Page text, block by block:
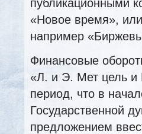
публикационными
«Новое время»,
например
Финансовые
«Л. и Э. Мет цель и
период, что в
Государственной
предложением